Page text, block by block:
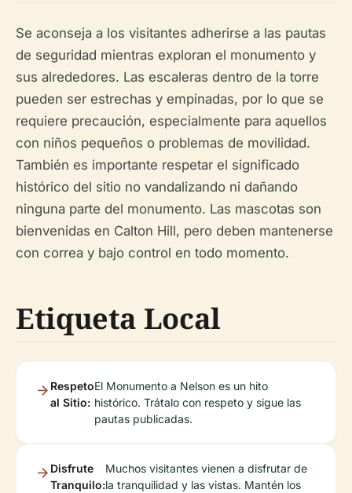
Se aconseja a los visitantes adherirse a las pautas
de seguridad mientras exploran el monumento y
sus alrededores. Las escaleras dentro de la torre
pueden ser estrechas y empinadas, por lo que se
requiere precaución, especialmente para aquellos
con niños pequeños o problemas de movilidad.
También es importante respetar el significado
histórico del sitio no vandalizando ni dañando
ninguna parte del monumento. Las mascotas son
bienvenidas en Calton Hill, pero deben mantenerse
con correa y bajo control en todo momento.
Etiqueta Local
Respeto
al Sitio:
El Monumento a Nelson es un hito
histórico. Trátalo con respeto y sigue las
pautas publicadas.
Disfrute
Tranquilo:
Muchos visitantes vienen a disfrutar de
la tranquilidad y las vistas. Mantén los